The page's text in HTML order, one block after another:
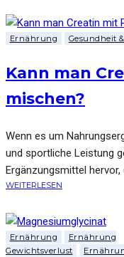
Ernährung Gesundheit
Kann man
mischen?
Wenn es um
und sportliche Leistung
Ergänzungsmittel hervor,
WEITERLESEN
Ernährung
Ernährung
Gewichtsverlust